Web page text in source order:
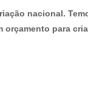
nacional.
para